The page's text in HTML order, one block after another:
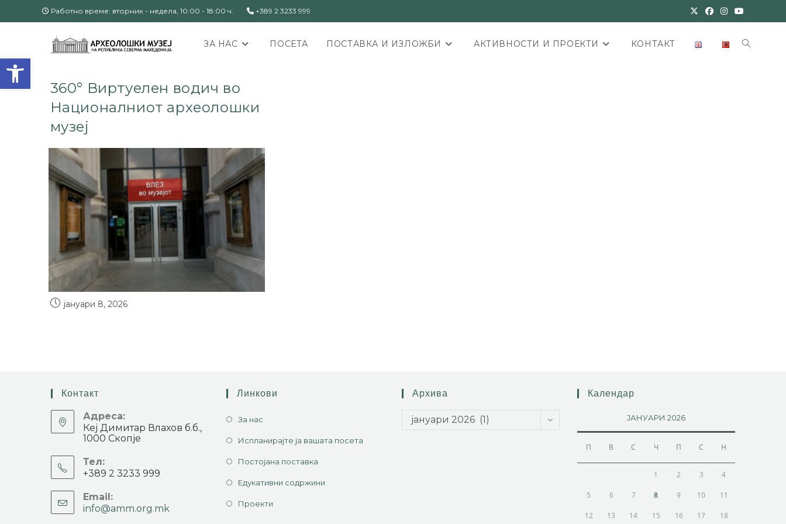
Open toolbar
Работно време: вторник - недела, 10:00 - 18:00 ч. +389 2 3233 999
ЗА НАС ПОСЕТА ПОСТАВКА И ИЗЛОЖБИ АКТИВНОСТИ И ПРОЕКТИ КОНТАКТ
360° Виртуелен водич во
Националниот археолошки
музеј
јануари 8, 2026
Контакт
Адреса:
Кеј Димитар Влахов б.б.,
1000 Скопје
Тел:
+389 2 3233 999
Email:
info@amm.org.mk
Линкови
За нас
Испланирајте ја вашата посета
Постојана поставка
Едукативни содржини
Проекти
Архива
јануари 2026 (1)
Календар
ЈАНУАРИ 2026
П В С Ч П С Н
1 2 3 4
5 6 7 8 9 10 11
12 13 14 15 16 17 18